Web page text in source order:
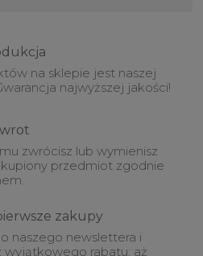
na sklepie jest naszej
najwyższej jakości!
zwrócisz lub wymienisz
przedmiot zgodnie
zakupy
naszego newslettera i
wyjątkowego rabatu: aż